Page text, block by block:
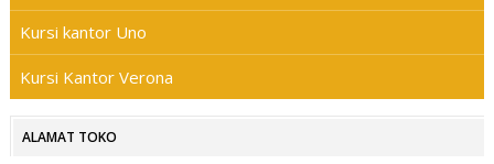
Kursi kantor Uno
Kursi Kantor Verona
ALAMAT TOKO